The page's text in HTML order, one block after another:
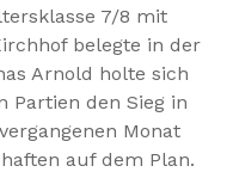
7/8 mit
belegte in der
Arnold holte sich
Partien den Sieg in
Monat
auf dem Plan.